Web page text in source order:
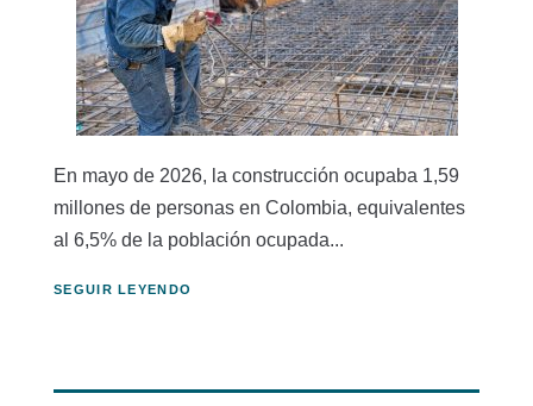
En mayo de 2026, la construcción ocupaba 1,59
millones de personas en Colombia, equivalentes
al 6,5% de la población ocupada...
SEGUIR LEYENDO